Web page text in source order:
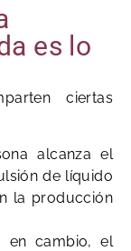
es lo
ciertas
alcanza el
de líquido
la producción
en cambio, el